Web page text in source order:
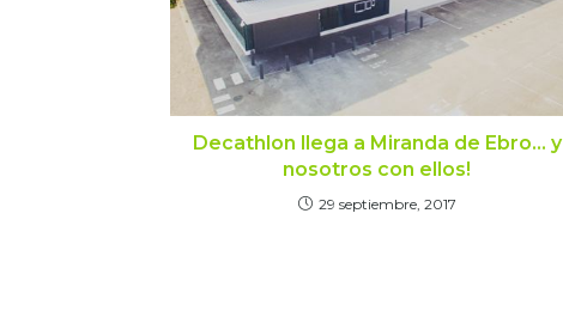
Decathlon llega a Miranda de Ebro… y
nosotros con ellos!
29 septiembre, 2017